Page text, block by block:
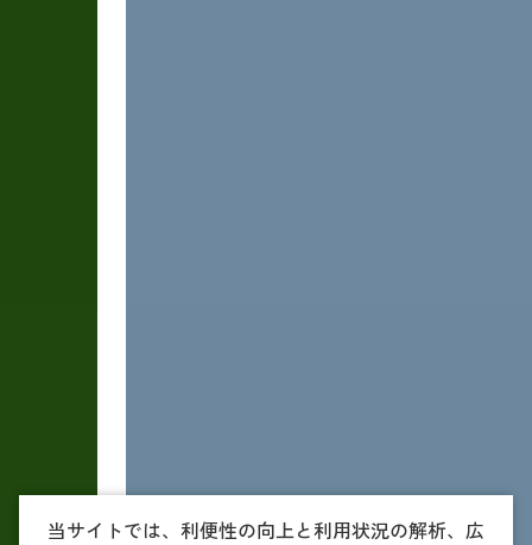
当サイトでは、利便性の向上と利用状況の解析、広